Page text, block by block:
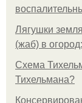
Лягушки
(жаб) в
Схема
Тихельмана?